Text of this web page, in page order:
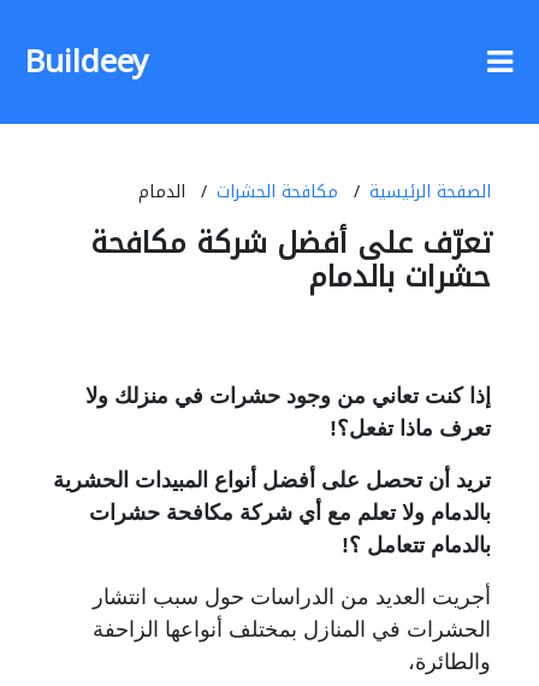
Buildeey
الصفحة الرئيسية مكافحة الحشرات الدمام
تعرّف على أفضل شركة مكافحة
حشرات بالدمام
إذا كنت تعاني من وجود حشرات في منزلك ولا
تعرف ماذا تفعل؟!
تريد أن تحصل على أفضل أنواع المبيدات الحشرية
بالدمام ولا تعلم مع أي شركة مكافحة حشرات
بالدمام تتعامل ؟!
أجريت العديد من الدراسات حول سبب انتشار
الحشرات في المنازل بمختلف أنواعها الزاحفة
والطائرة،